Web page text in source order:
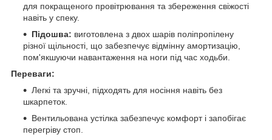
для покращеного провітрювання та збереження свіжості
навіть у спеку.
Підошва: виготовлена з двох шарів поліпропілену
різної щільності, що забезпечує відмінну амортизацію,
пом'якшуючи навантаження на ноги під час ходьби.
Переваги:
Легкі та зручні, підходять для носіння навіть без
шкарпеток.
Вентильована устілка забезпечує комфорт і запобігає
перегріву стоп.